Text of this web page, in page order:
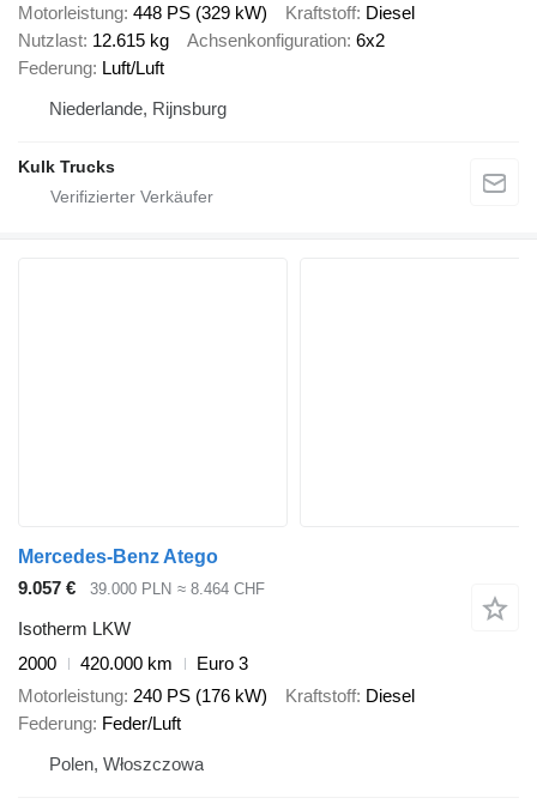
Motorleistung 448 PS (329 kW) Kraftstoff Diesel
Nutzlast 12.615 kg Achsenkonfiguration 6x2
Federung Luft/Luft
Niederlande, Rijnsburg
Kulk Trucks
Mercedes-Benz Atego
9.057 €
39.000 PLN ≈ 8.464 CHF
Isotherm LKW
2000
420.000 km
Euro 3
Motorleistung 240 PS (176 kW) Kraftstoff Diesel
Federung Feder/Luft
Polen, Włoszczowa